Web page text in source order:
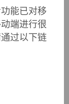
aptitude can
能已对移
端进行很
过以下链